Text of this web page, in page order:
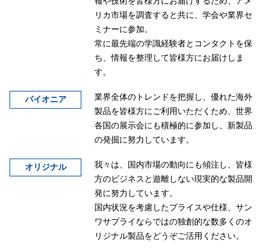
リカ市場を調査すると共に、学会や業界セ
ミナーに参加。
常に最先端の学識経験者とコンタクトを保
ち、情報を整理して皆様方にお届けしま
す。
パイオニア
業界全体のトレンドを把握し、優れた海外
製品を皆様方にご利用いただくため、世界
各国の展示会にも積極的に参加し、新製品
の発掘に努力しています。
オリジナル
我々は、国内市場の動向にも傾注し、皆様
方のビジネスと遊離しない現実的な製品開
発に努力しています。
国内状況を考慮したプライスや仕様、サン
ワサプライならではの独創的な数多くのオ
リジナル製品をどうぞご活用ください。